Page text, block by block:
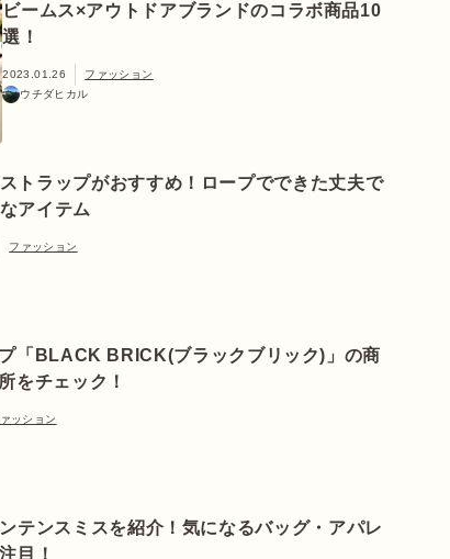
ビームス×アウトドアブランドのコラボ商品10
選！
2023.01.26
ファッション
ウチダヒカル
トラップがおすすめ！ロープでできた丈夫で
アイテム
ファッション
「BLACK BRICK(ブラックブリック)」の商
をチェック！
ッション
テンスミスを紹介！気になるバッグ・アパレ
目！